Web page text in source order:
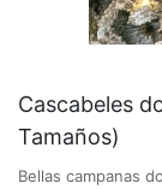
Cascabeles
Tamaños)
Bellas campanas